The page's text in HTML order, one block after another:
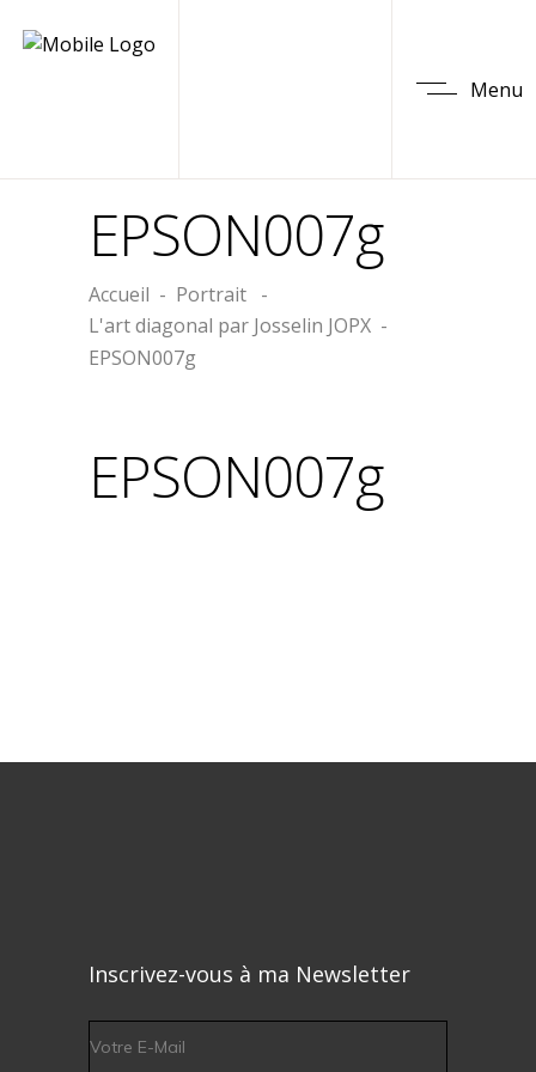
Menu
EPSON007g
Accueil - Portrait -
L'art diagonal par Josselin JOPX -
EPSON007g
EPSON007g
Inscrivez-vous à ma Newsletter